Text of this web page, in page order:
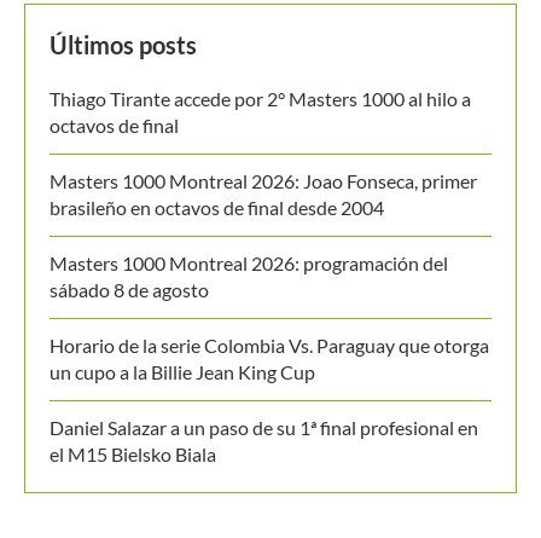
Últimos posts
Thiago Tirante accede por 2° Masters 1000 al hilo a
octavos de final
Masters 1000 Montreal 2026: Joao Fonseca, primer
brasileño en octavos de final desde 2004